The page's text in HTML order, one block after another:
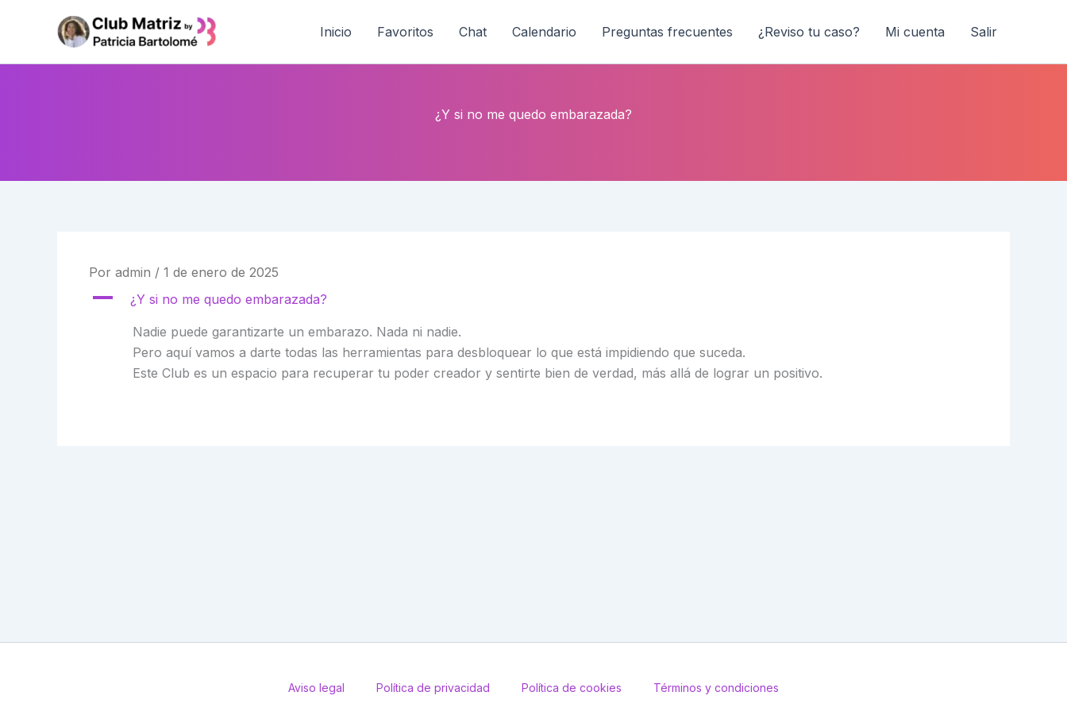
Inicio Favoritos Chat Calendario Preguntas frecuentes ¿Reviso tu caso? Mi cuenta Salir
¿Y si no me quedo embarazada?
Por admin / 1 de enero de 2025
A ¿Y si no me quedo embarazada?
Nadie puede garantizarte un embarazo. Nada ni nadie.
Pero aquí vamos a darte todas las herramientas para desbloquear lo que está impidiendo que suceda.
Este Club es un espacio para recuperar tu poder creador y sentirte bien de verdad, más allá de lograr un positivo.
Aviso legal Política de privacidad Política de cookies Términos y condiciones